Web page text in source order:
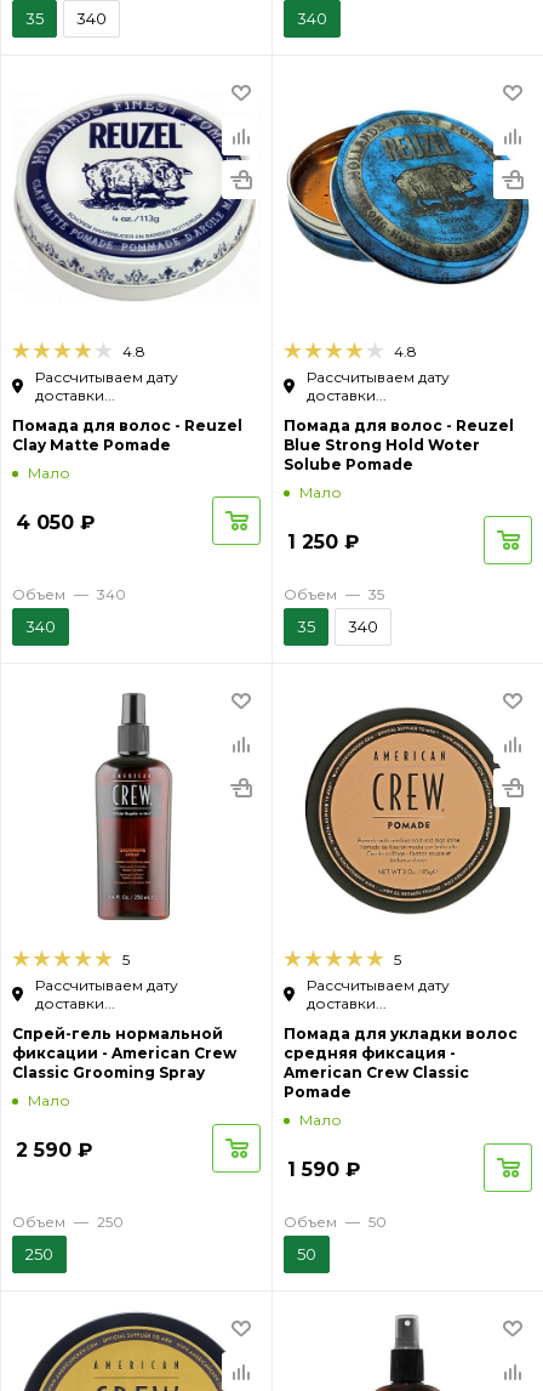
35 340 340
4.8
Рассчитываем дату
доставки...
Помада для волос - Reuzel
Clay Matte Pomade
Мало
4 050 ₽
Объем — 340
340
4.8
Рассчитываем дату
доставки...
Помада для волос - Reuzel
Blue Strong Hold Woter
Solube Pomade
Мало
1 250 ₽
Объем — 35
35 340
5
Рассчитываем дату
доставки...
Спрей-гель нормальной
фиксации - American Crew
Classic Grooming Spray
Мало
2 590 ₽
Объем — 250
250
5
Рассчитываем дату
доставки...
Помада для укладки волос
средняя фиксация -
American Crew Classic
Pomade
Мало
1 590 ₽
Объем — 50
50